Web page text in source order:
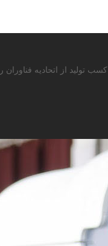
از 15سال سابقه در صنف ماشینهای اداری دارای